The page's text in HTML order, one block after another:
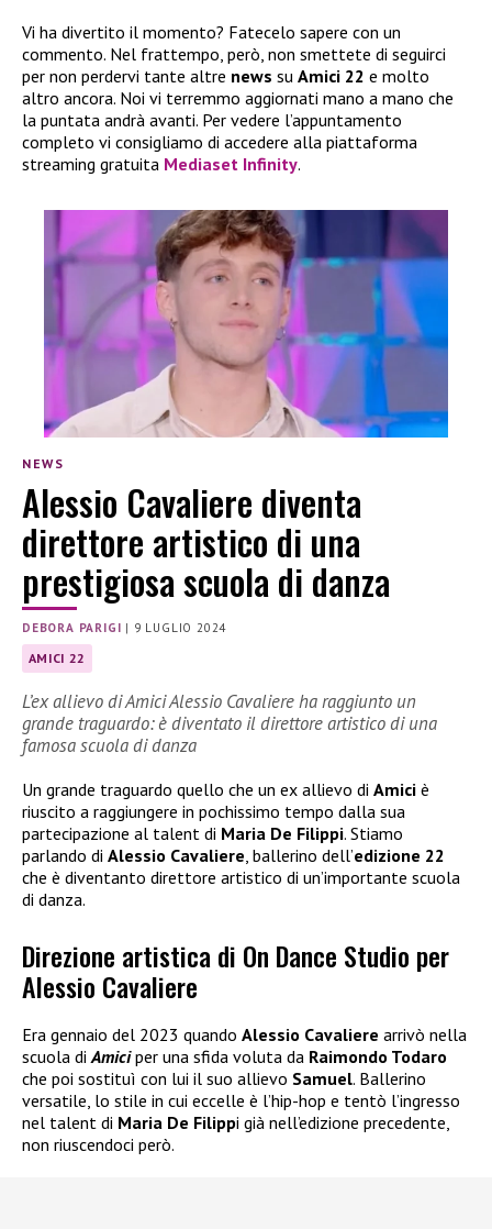
Vi ha divertito il momento? Fatecelo sapere con un
commento. Nel frattempo, però, non smettete di seguirci
per non perdervi tante altre news su Amici 22 e molto
altro ancora. Noi vi terremmo aggiornati mano a mano che
la puntata andrà avanti. Per vedere l’appuntamento
completo vi consigliamo di accedere alla piattaforma
streaming gratuita Mediaset Infinity.
NEWS
Alessio Cavaliere diventa
direttore artistico di una
prestigiosa scuola di danza
DEBORA PARIGI | 9 LUGLIO 2024
AMICI 22
L’ex allievo di Amici Alessio Cavaliere ha raggiunto un
grande traguardo: è diventato il direttore artistico di una
famosa scuola di danza
Un grande traguardo quello che un ex allievo di Amici è
riuscito a raggiungere in pochissimo tempo dalla sua
partecipazione al talent di Maria De Filippi. Stiamo
parlando di Alessio Cavaliere, ballerino dell’edizione 22
che è diventanto direttore artistico di un’importante scuola
di danza.
Direzione artistica di On Dance Studio per
Alessio Cavaliere
Era gennaio del 2023 quando Alessio Cavaliere arrivò nella
scuola di Amiciper una sfida voluta da Raimondo Todaro
che poi sostituì con lui il suo allievo Samuel. Ballerino
versatile, lo stile in cui eccelle è l’hip-hop e tentò l’ingresso
nel talent di Maria De Filippi già nell’edizione precedente,
non riuscendoci però.